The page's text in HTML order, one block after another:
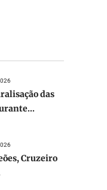
das
Cruzeiro